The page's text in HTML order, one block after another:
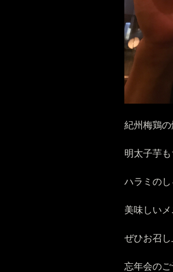
紀州梅鶏
明太子芋も
ハラミの
美味しい
ぜひお召
忘年会の